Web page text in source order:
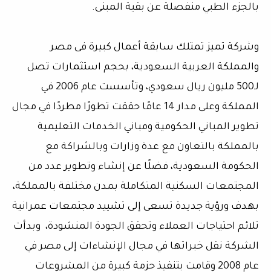
بالجزء الطبي منفصلة عن بقية المبنى.
وشركة تميز تمتلك سابقة أعمال كبيرة فى مصر
والمملكة العربية السعودية، بحجم استثمارات تصل
لـ500 مليون ريال سعودي، وتأسست عام 2006 في
المملكة وعلى مدار 14 عامًا حققت تطورًا مطردًا في مجال
تطوير المباني الحكومية ومباني الخدمات التعليمية
بالمملكة بالتعاون مع عدة وزارات وبالشراكة مع
الحكومة السعودية، فضلًا عن إنشاء وتطوير عدد من
المجتمعات السكنية المتكاملة بمدن مختلفة بالمملكة،
بهدف ورؤية جديدة تسعى إلى تشييد مجتمعات عمرانية
تلائم احتياجات العملاء وتحقق الجودة المنشودة، وبدأت
الشركة نقل خبراتها في مجال الإنشاءات إلى مصر في
عام 2008 وقامت بتنفيذ حزمة كبيرة من المشروعات